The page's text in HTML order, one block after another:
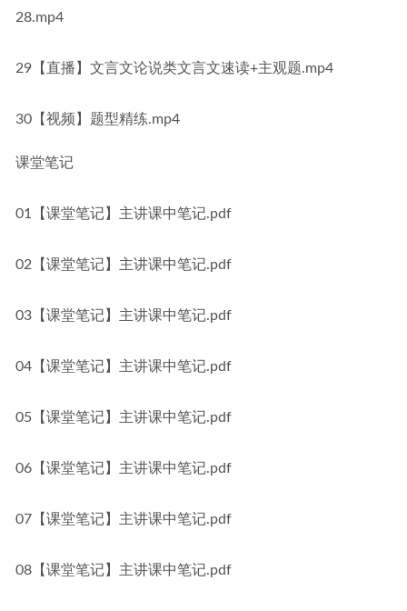
28.mp4
29【直播】文言文论说类文言文速读+主观题.mp4
30【视频】题型精练.mp4
课堂笔记
01【课堂笔记】主讲课中笔记.pdf
02【课堂笔记】主讲课中笔记.pdf
03【课堂笔记】主讲课中笔记.pdf
04【课堂笔记】主讲课中笔记.pdf
05【课堂笔记】主讲课中笔记.pdf
06【课堂笔记】主讲课中笔记.pdf
07【课堂笔记】主讲课中笔记.pdf
08【课堂笔记】主讲课中笔记.pdf